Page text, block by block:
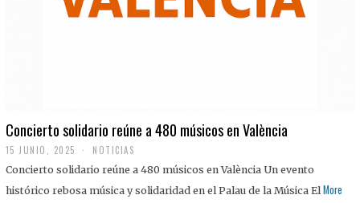
Concierto solidario reúne a 480 músicos en València
15 JUNIO, 2025 NOTICIAS
Concierto solidario reúne a 480 músicos en València Un evento
histórico rebosa música y solidaridad en el Palau de la Música El More